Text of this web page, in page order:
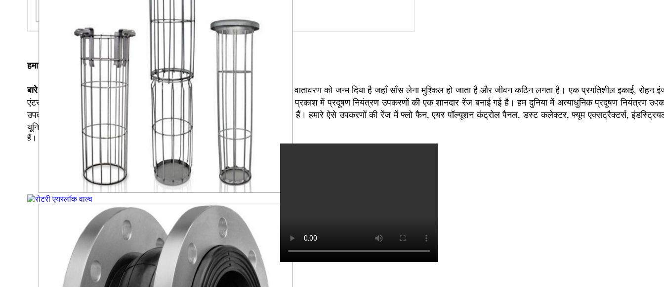
हमारे
बारे में
दुनिया भर में बढ़ता प्रदूषण स्तर चिंता का प्रमुख मुद्दा रहा है। इसने एक घुटन भरे वातावरण को जन्म दिया है जहाँ साँस लेना मुश्किल हो जाता है और जीवन कठिन लगता है। एक प्रगतिशील इकाई, रोहन
एंटरप्राइज ने एक ऐसी तकनीक विकसित की है जिसके आधार पर नवीनतम तकनीक के प्रकाश में प्रदूषण नियंत्रण उपकरणों की एक शानदार रेंज बनाई गई है। हम दुनिया में अत्याधुनिक प्रदूषण नियंत्रण
उपकरणों के विख्यात निर्माता, निर्यातक, आपूर्तिकर्ता और सेवा प्रदाता के रूप में उभर रहे हैं। हमारे ऐसे उपकरणों की रेंज में फ्लो फैन, एयर पॉल्यूशन कंट्रोल पैनल, डस्ट कलेक्टर, फ्यूम एक्सट्रैक्टर्स,
यूनिट और बैग हाउस वेंटिलेशन सिस्टम शामिल
हैं।